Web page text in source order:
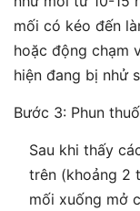
mối có kéo đến
hoặc động chạm
hiện đang bị nhử
Bước 3: Phun
Sau khi thấy
trên (khoảng 2
mối xuống mở